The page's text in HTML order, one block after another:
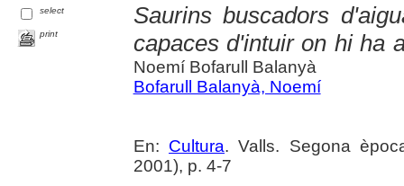
select
print
Saurins buscadors
capaces d'intuir on hi ha
Noemí Bofarull Balanyà
Bofarull Balanyà, Noemí
En: Cultura. Valls. Segona
2001), p. 4-7